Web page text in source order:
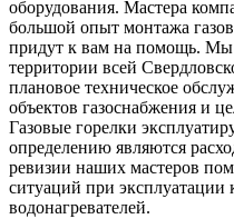
оборудования. Мастера
большой опыт монтажа
придут к вам на помощь. Мы
территории всей
плановое техническое
объектов газоснабжения и
Газовые горелки
определению являются
ревизии наших мастеров
ситуаций при эксплуатации
водонагревателей.